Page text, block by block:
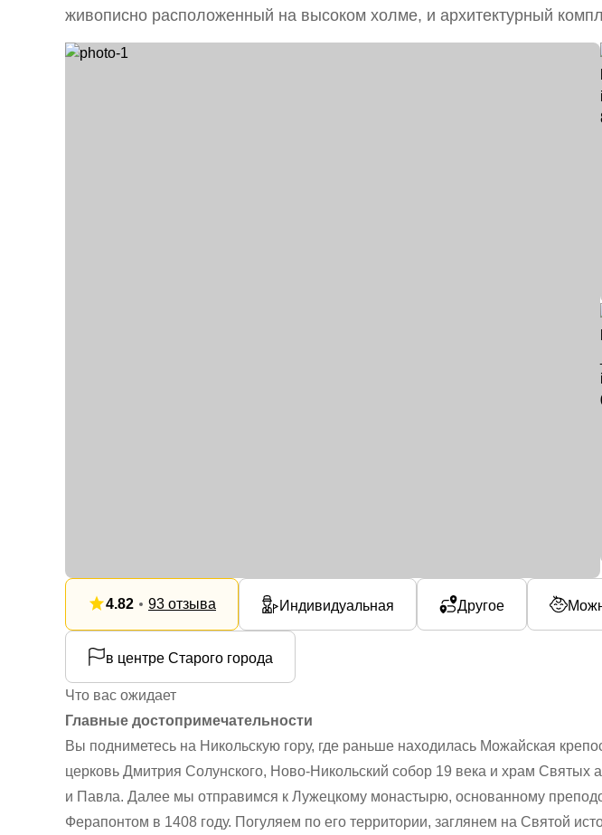
живописно расположенный на высоком холме, и архитектурный
4.82 93 отзыва Индивидуальная Другое
в центре Старого города
Что вас ожидает
Главные достопримечательности
Вы подниметесь на Никольскую гору, где раньше находилась Можайская
церковь Дмитрия Солунского, Ново-Никольский собор 19 века и храм Святых
и Павла. Далее мы отправимся к Лужецкому монастырю, основанному
Ферапонтом в 1408 году. Погуляем по его территории, заглянем на Святой